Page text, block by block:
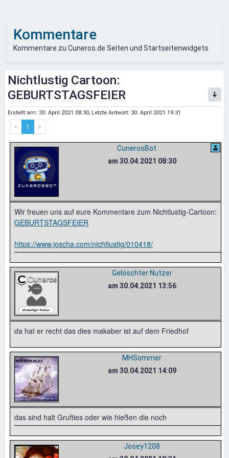
Kommentare
Kommentare zu Cuneros.de Seiten und Startseitenwidgets
Nichtlustig Cartoon:
GEBURTSTAGSFEIER
Erstellt am: 30. April 2021 08:30, Letzte Antwort: 30. April 2021 19:31
« 1 »
CunerosBot
am 30.04.2021 08:30
Wir freuen uns auf eure Kommentare zum Nichtlustig-Cartoon:
GEBURTSTAGSFEIER
https://www.joscha.com/nichtlustig/010418/
Gelöschter Nutzer
am 30.04.2021 13:56
da hat er recht das dies makaber ist auf dem Friedhof
MHSommer
am 30.04.2021 14:09
das sind halt Grufties oder wie hießen die noch
Josey1208